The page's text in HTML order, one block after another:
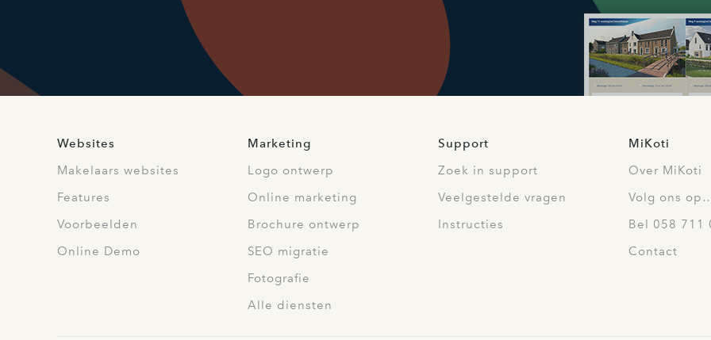
Websites
Makelaars websites
Features
Voorbeelden
Online Demo
Marketing
Logo ontwerp
Online marketing
Brochure ontwerp
SEO migratie
Fotografie
Alle diensten
Support
Zoek in support
Veelgestelde vragen
Instructies
MiKoti
Over MiKoti
Volg ons
Bel 058 711
Contact